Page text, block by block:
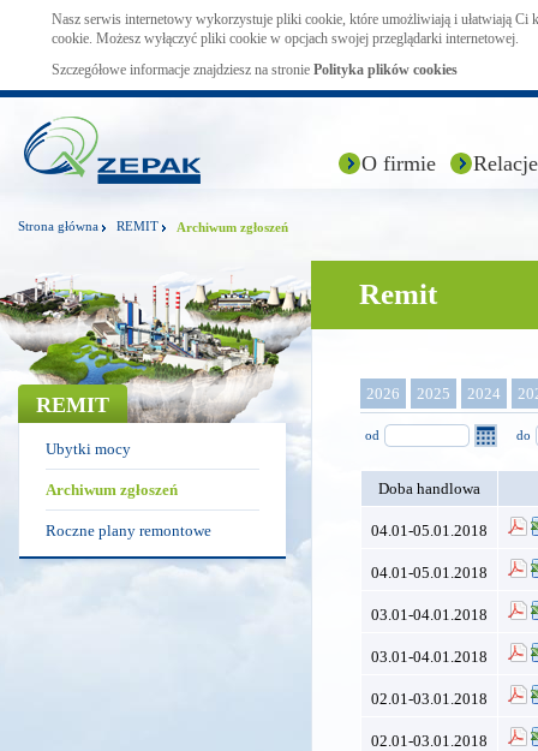
Nasz serwis internetowy wykorzystuje pliki cookie, które umożliwiają i ułatwiają Ci
cookie. Możesz wyłączyć pliki cookie w opcjach swojej przeglądarki internetowej.
Szczegółowe informacje znajdziesz na stronie Polityka plików cookies
O firmie
Strona główna REMIT Archiwum zgłoszeń
REMIT
Ubytki mocy
Archiwum zgłoszeń
Roczne plany remontowe
Remit
2026 2025 2024
od do
Doba handlowa
04.01-05.01.2018
04.01-05.01.2018
03.01-04.01.2018
03.01-04.01.2018
02.01-03.01.2018
02.01-03.01.2018